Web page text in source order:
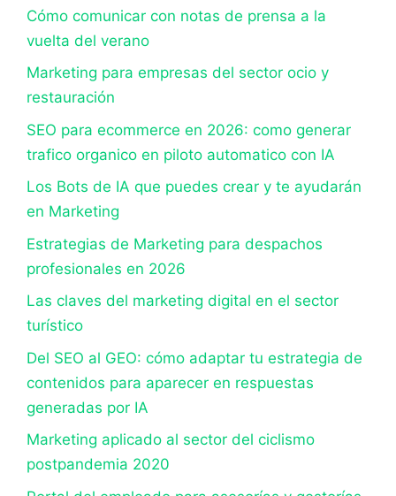
Cómo comunicar con notas de prensa a la
vuelta del verano
Marketing para empresas del sector ocio y
restauración
SEO para ecommerce en 2026: como generar
trafico organico en piloto automatico con IA
Los Bots de IA que puedes crear y te ayudarán
en Marketing
Estrategias de Marketing para despachos
profesionales en 2026
Las claves del marketing digital en el sector
turístico
Del SEO al GEO: cómo adaptar tu estrategia de
contenidos para aparecer en respuestas
generadas por IA
Marketing aplicado al sector del ciclismo
postpandemia 2020